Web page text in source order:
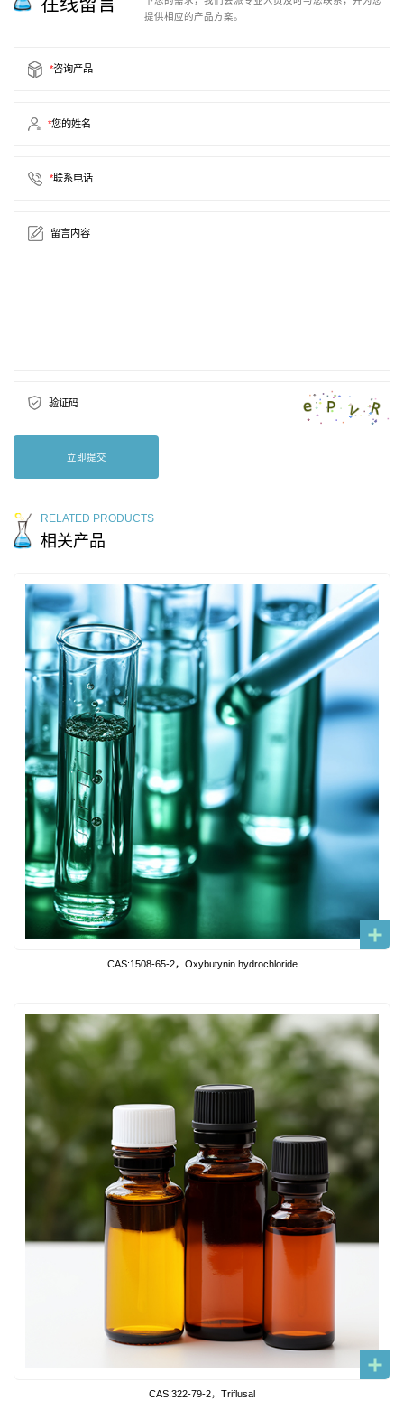
提供相应的产品方案。
*咨询产品
*您的姓名
*联系电话
留言内容
验证码
立即提交
RELATED PRODUCTS
相关产品
CAS:1508-65-2，Oxybutynin hydrochloride
CAS:322-79-2，Triflusal